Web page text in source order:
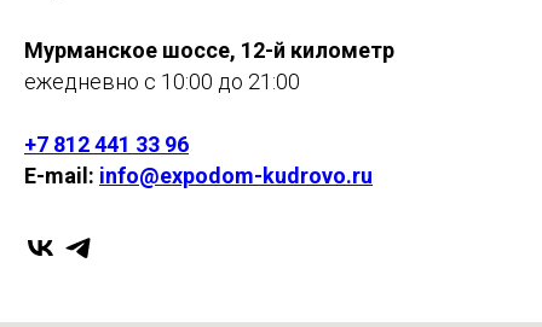
Мурманское шоссе, 12-й километр
ежедневно с 10:00 до 21:00
+7 812 441 33 96
E-mail: info@expodom-kudrovo.ru